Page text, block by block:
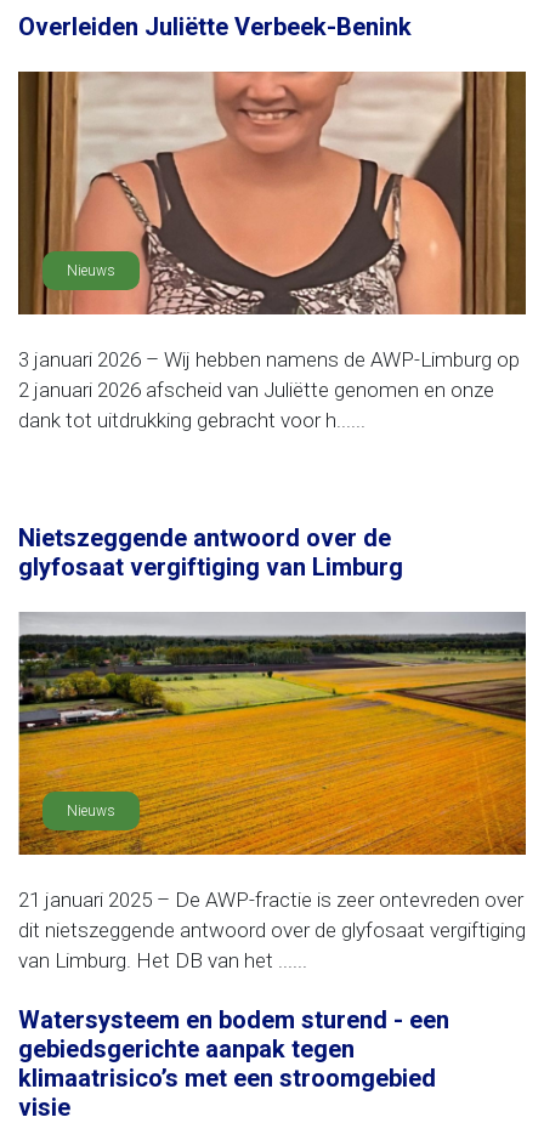
Overleiden Juliëtte Verbeek-Benink
Nieuws
3 januari 2026 – Wij hebben namens de AWP-Limburg op
2 januari 2026 afscheid van Juliëtte genomen en onze
dank tot uitdrukking gebracht voor h......
Nietszeggende antwoord over de
glyfosaat vergiftiging van Limburg
Nieuws
21 januari 2025 – De AWP-fractie is zeer ontevreden over
dit nietszeggende antwoord over de glyfosaat vergiftiging
van Limburg. Het DB van het ......
Watersysteem en bodem sturend - een
gebiedsgerichte aanpak tegen
klimaatrisico’s met een stroomgebied
visie